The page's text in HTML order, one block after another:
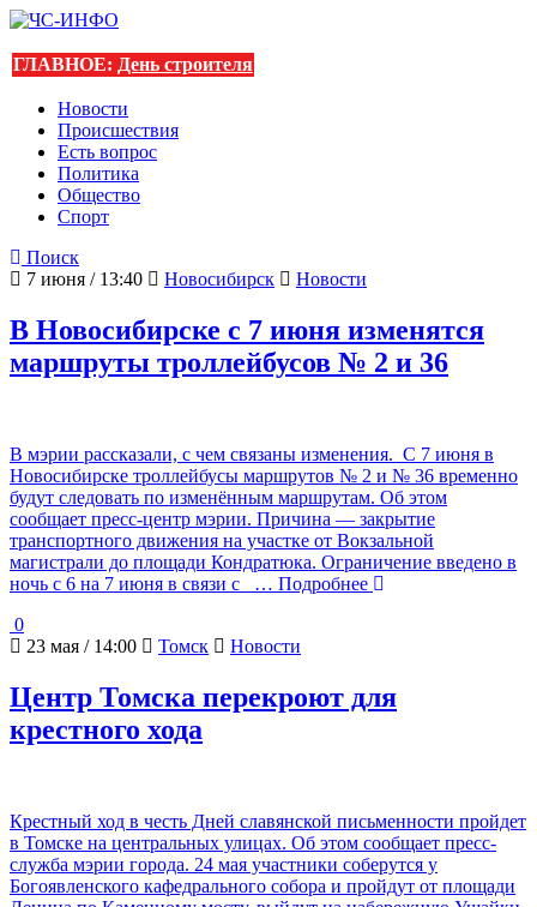
ГЛАВНОЕ: День строителя
Новости
Происшествия
Есть вопрос
Политика
Общество
Спорт
Поиск
7 июня / 13:40
Новосибирск Новости
В Новосибирске с 7 июня изменятся
маршруты троллейбусов № 2 и 36
В мэрии рассказали, с чем связаны изменения. С 7 июня в
Новосибирске троллейбусы маршрутов № 2 и № 36 временно
будут следовать по изменённым маршрутам. Об этом
сообщает пресс-центр мэрии. Причина — закрытие
транспортного движения на участке от Вокзальной
магистрали до площади Кондратюка. Ограничение введено в
ночь с 6 на 7 июня в связи с
… Подробнее
0
23 мая / 14:00
Томск Новости
Центр Томска перекроют для
крестного хода
Крестный ход в честь Дней славянской письменности пройдет
в Томске на центральных улицах. Об этом сообщает пресс-
служба мэрии города. 24 мая участники соберутся у
Богоявленского кафедрального собора и пройдут от площади